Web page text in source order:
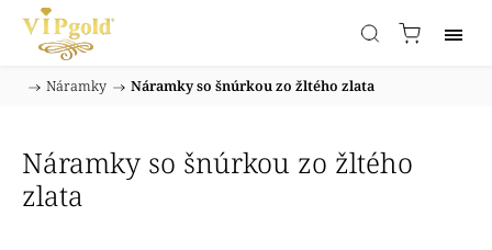
/ Náramky / Náramky so šnúrkou zo žltého zlata
Náramky so šnúrkou zo žltého
zlata